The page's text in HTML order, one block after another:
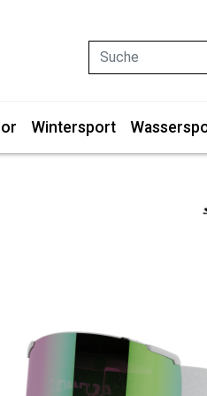
Suche
Wintersport